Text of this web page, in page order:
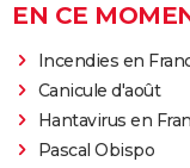
EN CE
Incendies en
Canicule d'août
Hantavirus en
Pascal Obispo